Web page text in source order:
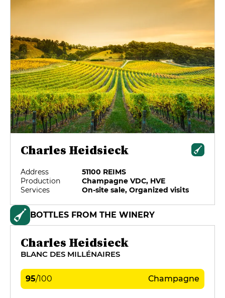
Charles Heidsieck
Address
51100 REIMS
Production
Champagne VDC, HVE
Services
On-site sale, Organized visits
BOTTLES FROM THE WINERY
Charles Heidsieck
BLANC DES MILLÉNAIRES
95/100 Champagne